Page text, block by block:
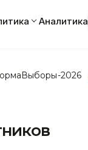
Аналитика
Выборы-2026